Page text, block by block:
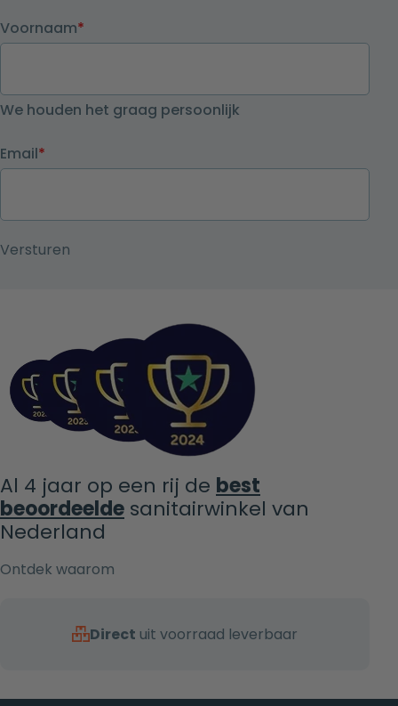
Voornaam*
We houden het graag persoonlijk
Email*
Al 4 jaar op een rij de best
beoordeelde sanitairwinkel van
Nederland
Ontdek waarom
Direct uit voorraad leverbaar